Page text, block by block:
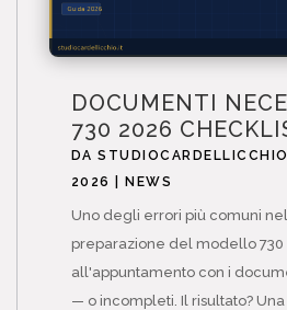
DOCUMENTI
730 2026
DASTUDIOCARDELLICCHIO
2026
|NEWS
Uno degli errori più comuni
preparazione del modello 730
all'appuntamento con i
— o incompleti. Il risultato?